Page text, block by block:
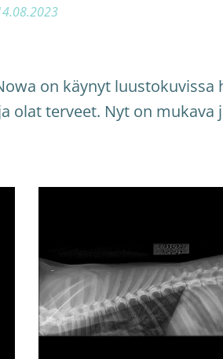
on käynyt luustokuvissa
olat terveet. Nyt on mukava